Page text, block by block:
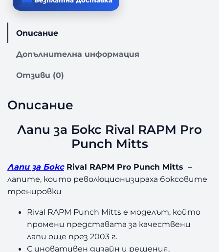
Описание
Допълнителна информация
Отзиви (0)
Описание
Лапи за Бокс Rival RAPM Pro
Punch Mitts
Лапи за БоксRival RAPM Pro Punch Mitts–
лапите, които революционизираха боксовите
тренировки
Rival RAPM Punch Mitts е моделът, който
промени представата за качествени
лапи още през 2003 г.
С иновативен дизайн и решения,